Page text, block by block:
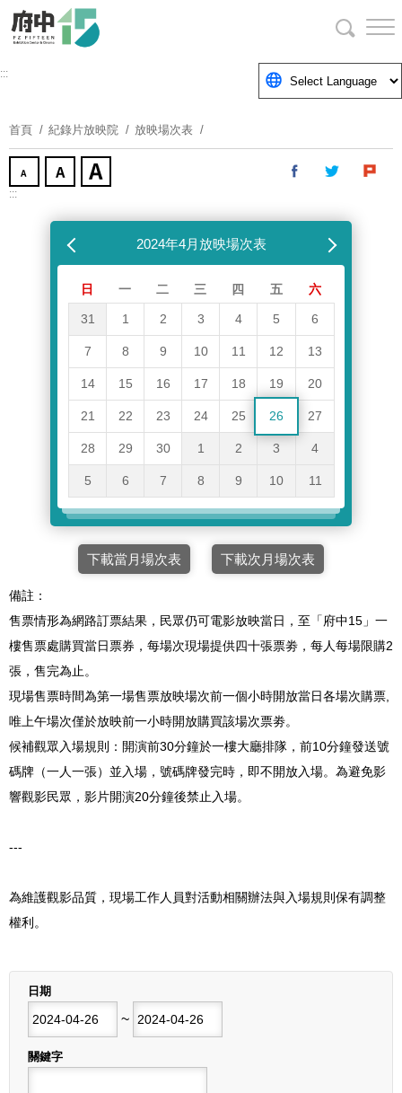
要
塊
:::
首頁 紀錄片放映院 放映場次表
:::
2024年4月放映場次表下個月
日 一 二 三 四 五 六
31 1 2 3 4 5 6
7 8 9 10 11 12 13
14 15 16 17 18 19 20
21 22 23 24 25 26 27
28 29 30 1 2 3 4
5 6 7 8 9 10 11
下載當月場次表 下載次月場次表
備註：
售票情形為網路訂票結果，民眾仍可電影放映當日，至「府中15」一
樓售票處購買當日票券，每場次現場提供四十張票劵，每人每場限購2
張，售完為止。
現場售票時間為第一場售票放映場次前一個小時開放當日各場次購票,
唯上午場次僅於放映前一小時開放購買該場次票劵。
候補觀眾入場規則：開演前30分鐘於一樓大廳排隊，前10分鐘發送號
碼牌（一人一張）並入場，號碼牌發完時，即不開放入場。為避免影
響觀影民眾，影片開演20分鐘後禁止入場。
---
為維護觀影品質，現場工作人員對活動相關辦法與入場規則保有調整
權利。
日期
~
結束日期
關鍵字